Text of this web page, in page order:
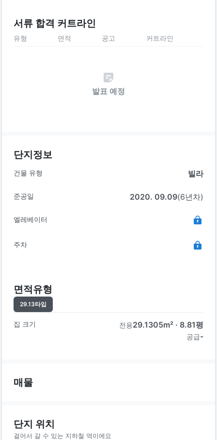
서류 합격 커트라인
유형 면적 공고 커트라인
발표 예정
단지정보
건물 유형 빌라
준공일 2020. 09.09(6년차)
엘레베이터
주차
면적유형
29.13타입
집 크기 전용29.1305m² · 8.81평
공급-
매물
단지 위치
걸어서 갈 수 있는 지하철 역이에요